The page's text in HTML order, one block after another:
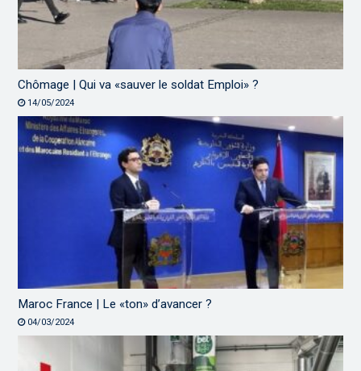
Chômage | Qui va «sauver le soldat Emploi» ?
14/05/2024
Maroc France | Le «ton» d’avancer ?
04/03/2024